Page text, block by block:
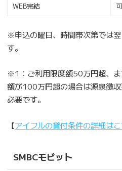
WEB完結
※申込の曜日、時間帯次第では
す。
※1：ご利用限度額50万円超、
額が100万円超の場合は源泉徴
必要です。
【アイフルの貸付条件の詳細は
SMBCモビット